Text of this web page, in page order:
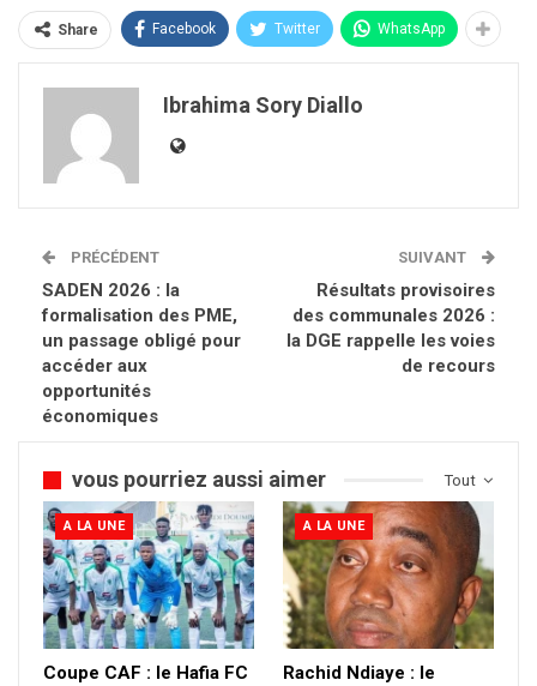
Share Facebook Twitter WhatsApp
Ibrahima Sory Diallo
PRÉCÉDENT
SADEN 2026 : la
formalisation des PME,
un passage obligé pour
accéder aux
opportunités
économiques
SUIVANT
Résultats provisoires
des communales 2026 :
la DGE rappelle les voies
de recours
Tout
vous pourriez aussi aimer
A LA UNE
Coupe CAF : le Hafia FC
A LA UNE
Rachid Ndiaye : le